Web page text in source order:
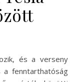
a fenntarthatóság